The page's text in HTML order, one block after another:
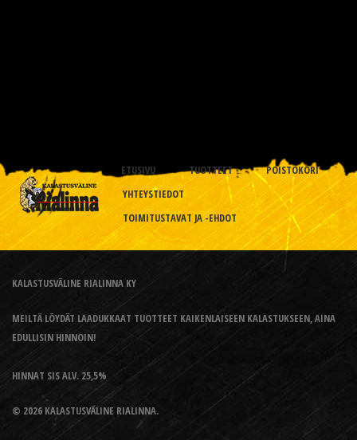
ETUSIVU TUOTTEET
POISTOKORI
YHTEYSTIEDOT
TOIMITUSTAVAT JA -EHDOT
KALASTUSVÄLINE RIALINNA KY
MEILTÄ LÖYDÄT LAADUKKAAT TUOTTEET KAIKENLAISEEN KALASTUKSEEN, AINA
EDULLISIN HINNOIN!
HINNAT SIS ALV. 25,5%
© 2026 KALASTUSVÄLINE RIALINNA.